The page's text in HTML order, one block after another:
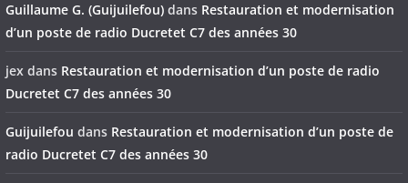
Guillaume G. (Guijuilefou) dans Restauration et modernisation
d’un poste de radio Ducretet C7 des années 30
jex dans Restauration et modernisation d’un poste de radio
Ducretet C7 des années 30
Guijuilefou dans Restauration et modernisation d’un poste de
radio Ducretet C7 des années 30